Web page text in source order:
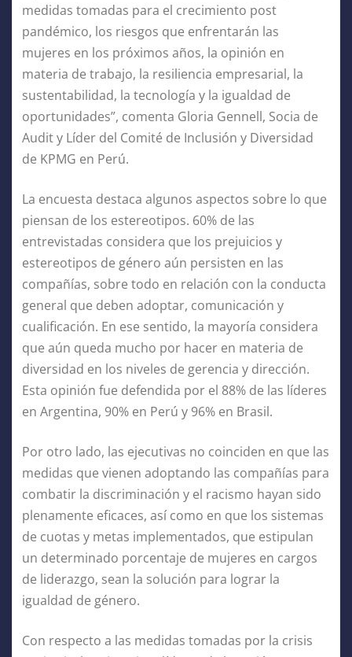
medidas tomadas para el crecimiento post
pandémico, los riesgos que enfrentarán las
mujeres en los próximos años, la opinión en
materia de trabajo, la resiliencia empresarial, la
sustentabilidad, la tecnología y la igualdad de
oportunidades”, comenta Gloria Gennell, Socia de
Audit y Líder del Comité de Inclusión y Diversidad
de KPMG en Perú.
La encuesta destaca algunos aspectos sobre lo que
piensan de los estereotipos. 60% de las
entrevistadas considera que los prejuicios y
estereotipos de género aún persisten en las
compañías, sobre todo en relación con la conducta
general que deben adoptar, comunicación y
cualificación. En ese sentido, la mayoría considera
que aún queda mucho por hacer en materia de
diversidad en los niveles de gerencia y dirección.
Esta opinión fue defendida por el 88% de las líderes
en Argentina, 90% en Perú y 96% en Brasil.
Por otro lado, las ejecutivas no coinciden en que las
medidas que vienen adoptando las compañías para
combatir la discriminación y el racismo hayan sido
plenamente eficaces, así como en que los sistemas
de cuotas y metas implementados, que estipulan
un determinado porcentaje de mujeres en cargos
de liderazgo, sean la solución para lograr la
igualdad de género.
Con respecto a las medidas tomadas por la crisis